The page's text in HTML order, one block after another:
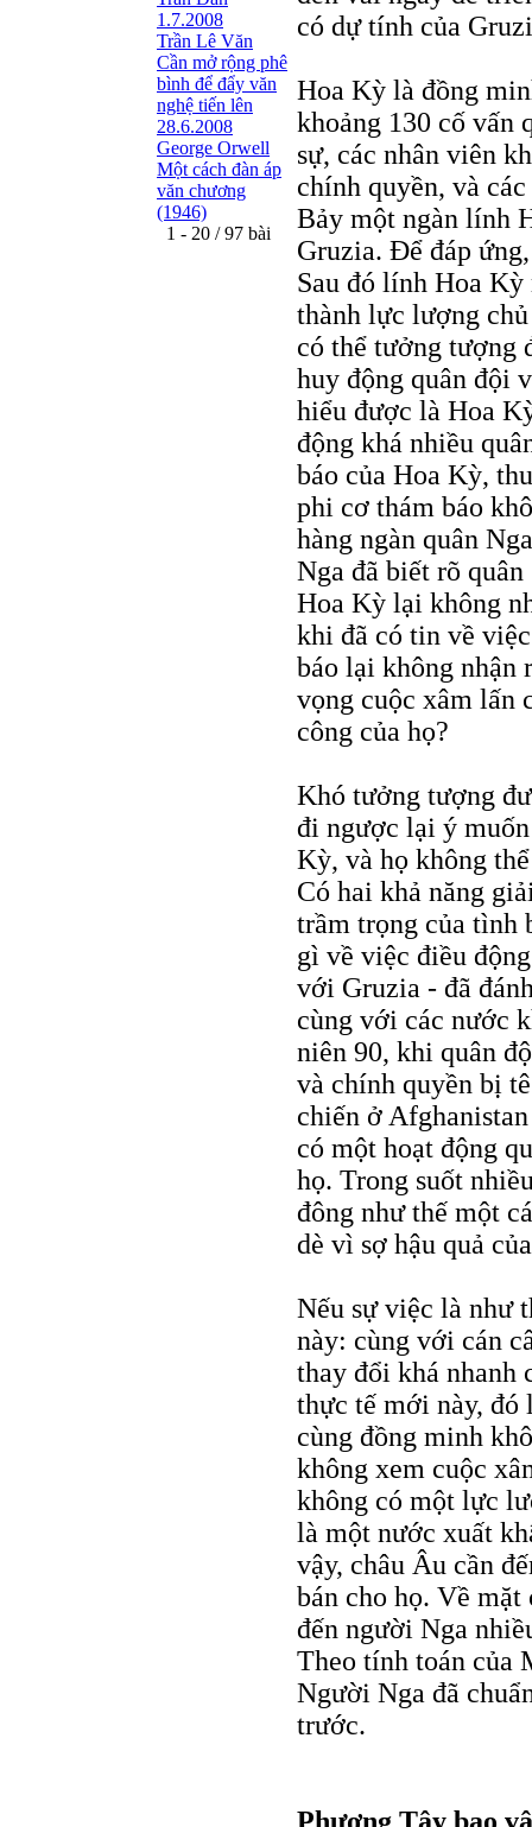
1.7.2008
Trần Lê Văn
Cần mở rộng phê
bình để đẩy văn
nghệ tiến lên
28.6.2008
George Orwell
Một cách đàn áp
văn chương
(1946)
1 - 20 / 97 bài
có dự tính của
Hoa Kỳ là đồng
khoảng 130 cố vấn
sự, các nhân viên
chính quyền, và
Bảy một ngàn lính
Gruzia. Để đáp
Sau đó lính Hoa
thành lực lượng
có thể tưởng tượng
huy động quân đội
hiểu được là Hoa
động khá nhiều
báo của Hoa Kỳ,
phi cơ thám báo
hàng ngàn quân
Nga đã biết rõ
Hoa Kỳ lại không
khi đã có tin về
báo lại không nhận
vọng cuộc xâm lấn
công của họ?
Khó tưởng tượng
đi ngược lại ý
Kỳ, và họ không
Có hai khả năng
trầm trọng của tình
gì về việc điều
với Gruzia - đã
cùng với các nước
niên 90, khi quân
và chính quyền bị
chiến ở
có một hoạt động
họ. Trong suốt
đông như thế một
dè vì sợ hậu quả
Nếu sự việc là như
này: cùng với cán
thay đổi khá nhanh
thực tế mới này, đó
cùng đồng minh
không xem cuộc
không có một lực
là một nước xuất
vậy, châu Âu cần
bán cho họ. Về
đến người Nga
Theo tính toán của
Người Nga đã
trước.